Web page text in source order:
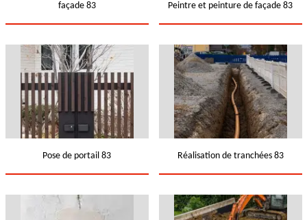
façade 83
Peintre et peinture de façade 83
Pose de portail 83 Réalisation de tranchées 83